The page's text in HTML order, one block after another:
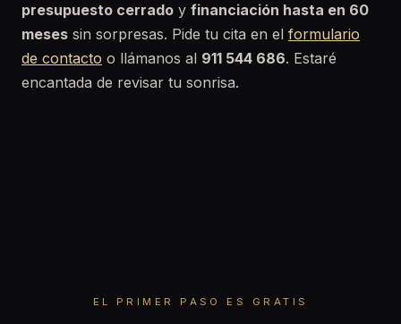
presupuesto cerrado y financiación hasta en 60
meses sin sorpresas. Pide tu cita en el formulario
de contacto o llámanos al 911 544 686. Estaré
encantada de revisar tu sonrisa.
EL PRIMER PASO ES GRATIS